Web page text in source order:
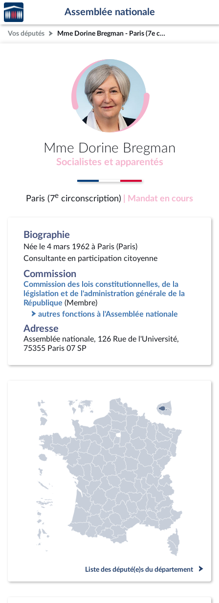
Aller au contenu
Aller en bas de la page
Accèder
à la
page
d'accueil
Assemblée nationale
Vos députés Mme Dorine Bregman - Paris (7e circonscription)
Mme Dorine Bregman
Socialistes et apparentés
Paris (7e circonscription) | Mandat en cours
Biographie
Née le 4 mars 1962 à Paris (Paris)
Consultante en participation citoyenne
Commission
Commission des lois constitutionnelles, de la
législation et de l'administration générale de la
République (Membre)
autres fonctions à l'Assemblée nationale
Adresse
Assemblée nationale, 126 Rue de l'Université,
75355 Paris 07 SP
Liste des député(e)s du département